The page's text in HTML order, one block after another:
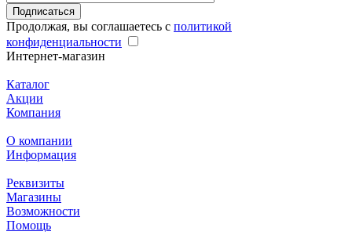
Подписаться
Продолжая, вы соглашаетесь с политикой
конфиденциальности
Интернет-магазин
Каталог
Акции
Компания
О компании
Информация
Реквизиты
Магазины
Возможности
Помощь